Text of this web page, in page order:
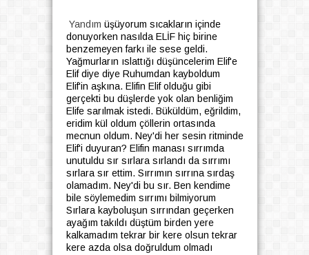
Yandım üşüyorum sıcakların içinde
donuyorken nasılda ELİF hiç birine
benzemeyen farkı ile sese geldi.
Yağmurların ıslattığı düşüncelerim Elif'e
Elif diye diye Ruhumdan kayboldum
Elif'in aşkına. Elifin Elif olduğu gibi
gerçekti bu düşlerde yok olan benliğim
Elife sarılmak istedi. Büküldüm, eğrildim,
eridim kül oldum çöllerin ortasında
mecnun oldum. Ney'di her sesin ritminde
Elif'i duyuran? Elifin manası sırrımda
unutuldu sır sırlara sırlandı da sırrımı
sırlara sır ettim. Sırrımın sırrına sırdaş
olamadım. Ney'di bu sır. Ben kendime
bile söylemedim sırrımı bilmiyorum
Sırlara kayboluşun sırrından geçerken
ayağım takıldı düştüm birden yere
kalkamadım tekrar bir kere olsun tekrar
kere azda olsa doğruldum olmadı